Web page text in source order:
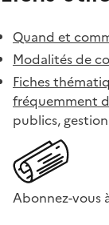
Quand et
Modalités de
Fiches
fréquemment
publics,
Abonnez-vous